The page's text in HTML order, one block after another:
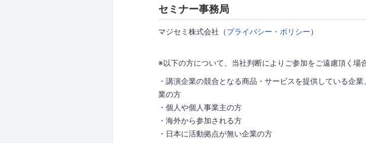
セミナー事務局
マジセミ株式会社（プライバシー・ポリシー）
※以下の方について、当社判断によりご参加をご遠慮頂く場
・講演企業の競合となる商品・サービスを提供している企
業の方
・個人や個人事業主の方
・海外から参加される方
・日本に活動拠点が無い企業の方